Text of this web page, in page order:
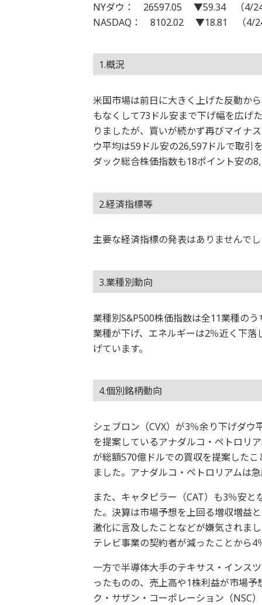
NYダウ： 26597.05 ▼59.34 （4/24
NASDAQ： 8102.02 ▼18.81 （4/24
1.概況
米国市場は前日に大きく上げた反動か
もなくして73ドル安まで下げ幅を広げ
りましたが、買いが続かず再びマイナ
ウ平均は59ドル安の26,597ドルで取引
ダック総合株価指数も18ポイント安の
2.経済指標等
主要な経済指標の発表はありませんでし
3.業種別動向
業種別S&P500株価指数は全11業種の
業種が下げ、エネルギーは2％近く下
げています。
4.個別銘柄動向
シェブロン（CVX）が3％余り下げダ
を提案しているアナダルコ・ペトロリ
が総額570億ドルでの買収を提案した
ました。アナダルコ・ペトロリアムは
また、キャタピラー（CAT）も3％安
た。決算は市場予想を上回る増収増益
激化に言及したことなどが嫌気されま
テレビ事業の契約者が減ったことから4
一方で半導体大手のテキサス・インス
ったものの、売上高や1株利益が市場
ク・サザン・コーポレーション（NSC